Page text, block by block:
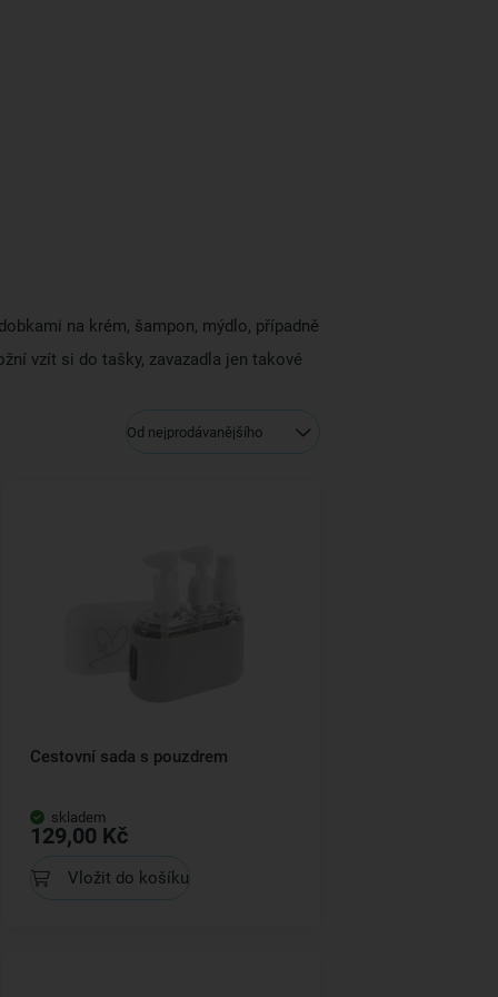
na krém, šampon, mýdlo, případně
vzít si do tašky, zavazadla jen takové
Od nejprodávanějšího
Cestovní sada s pouzdrem
skladem
129,00 Kč
Vložit do košíku